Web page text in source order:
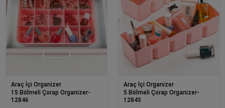
Araç İçi Organizer
15 Bölmeli Çorap Organizer-
12846
Araç İçi Organizer
5 Bölmeli Çorap Organizer-
12845